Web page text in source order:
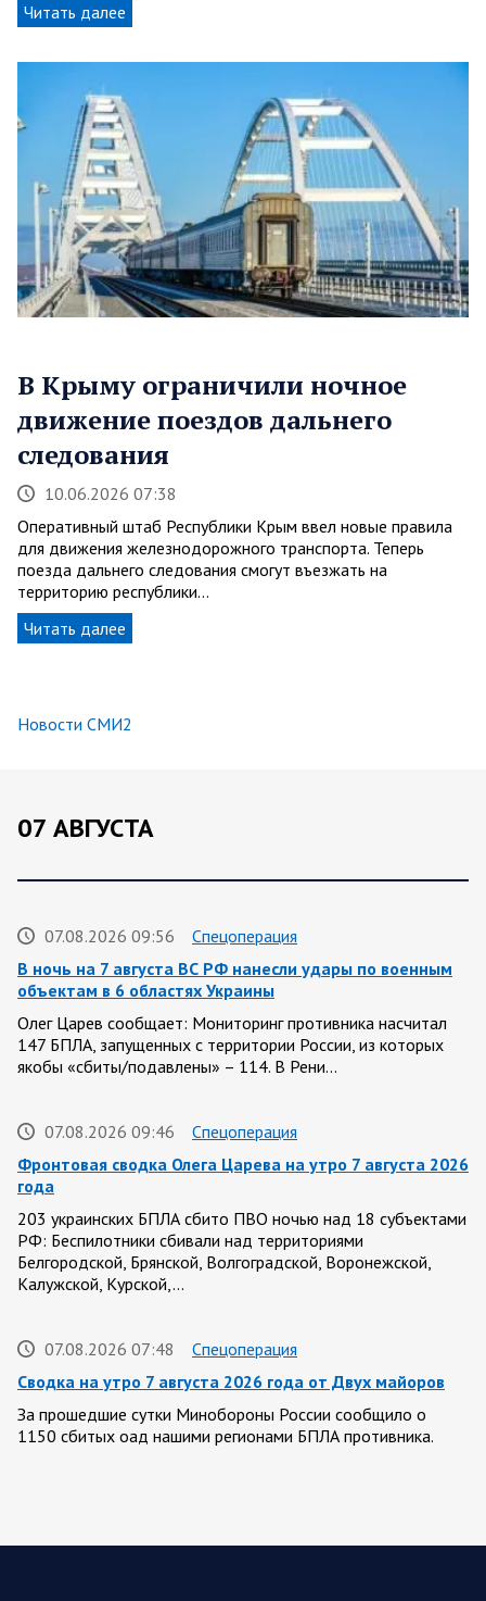
Читать далее
В Крыму ограничили ночное
движение поездов дальнего
следования
10.06.2026 07:38
Оперативный штаб Республики Крым ввел новые правила
для движения железнодорожного транспорта. Теперь
поезда дальнего следования смогут въезжать на
территорию республики…
Читать далее
Новости СМИ2
07 АВГУСТА
07.08.2026 09:56
Спецоперация
В ночь на 7 августа ВС РФ нанесли удары по военным
объектам в 6 областях Украины
Олег Царев сообщает: Мониторинг противника насчитал
147 БПЛА, запущенных с территории России, из которых
якобы «сбиты/подавлены» – 114. В Рени…
07.08.2026 09:46
Спецоперация
Фронтовая сводка Олега Царева на утро 7 августа 2026
года
203 украинских БПЛА сбито ПВО ночью над 18 субъектами
РФ: Беспилотники сбивали над территориями
Белгородской, Брянской, Волгоградской, Воронежской,
Калужской, Курской,…
07.08.2026 07:48
Спецоперация
Сводка на утро 7 августа 2026 года от Двух майоров
За прошедшие сутки Минобороны России сообщило о
1150 сбитых оад нашими регионами БПЛА противника.